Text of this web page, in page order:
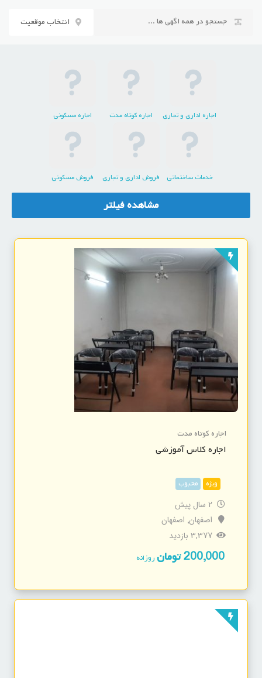
انتخاب موقعیت
اجاره اداری و تجاری اجاره کوتاه مدت اجاره مسکونی
خدمات ساختمانی فروش اداری و تجاری فروش مسکونی
مشاهده فیلتر
اجاره کوتاه مدت
اجاره کلاس آموزشی
ویژه محبوب
2 سال پیش
اصفهان,اصفهان
3,377 بازدید
200,000 تومانروزانه